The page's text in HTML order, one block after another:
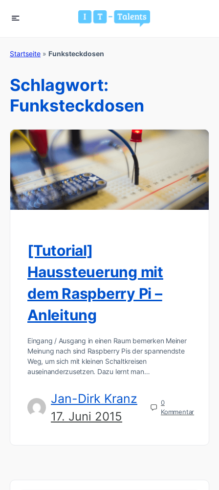
Startseite » Funksteckdosen
Schlagwort:
Funksteckdosen
[Tutorial]
Haussteuerung mit
dem Raspberry Pi –
Anleitung
Eingang / Ausgang in einen Raum bemerken Meiner
Meinung nach sind Raspberry Pis der spannendste
Weg, um sich mit kleinen Schaltkreisen
auseinanderzusetzen. Dazu lernt man…
Jan-Dirk Kranz
17. Juni 2015
0
Kommentar